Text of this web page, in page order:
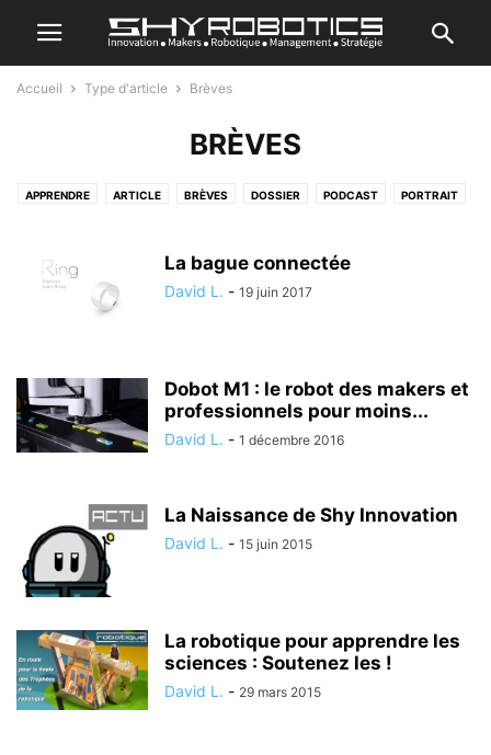
Accueil Type d'article Brèves
BRÈVES
APPRENDRE ARTICLE BRÈVES DOSSIER PODCAST PORTRAIT
La bague connectée
David L. - 19 juin 2017
Dobot M1 : le robot des makers et
professionnels pour moins...
David L. - 1 décembre 2016
La Naissance de Shy Innovation
David L. - 15 juin 2015
La robotique pour apprendre les
sciences : Soutenez les !
David L. - 29 mars 2015